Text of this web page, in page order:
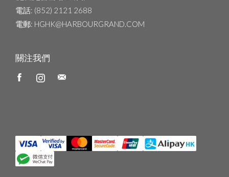
電話: (852) 2121 2688
電郵: HGHK@HARBOURGRAND.COM
關注我們